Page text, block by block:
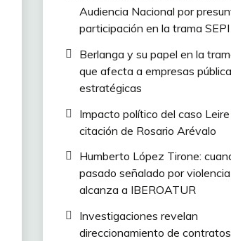
Audiencia Nacional por
participación en la trama SEPI
Berlanga y su papel en la
que afecta a empresas
estratégicas
Impacto político del caso
citación de Rosario Arévalo
Humberto López Tirone:
pasado señalado por
alcanza a IBEROATUR
Investigaciones revelan
direccionamiento de